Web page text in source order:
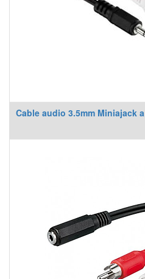
Cable audio 3.5mm Miniajack